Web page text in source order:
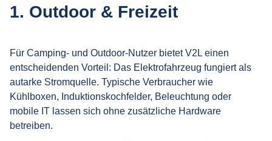
1. Outdoor & Freizeit
Für Camping- und Outdoor-Nutzer bietet V2L einen
entscheidenden Vorteil: Das Elektrofahrzeug fungiert als
autarke Stromquelle. Typische Verbraucher wie
Kühlboxen, Induktionskochfelder, Beleuchtung oder
mobile IT lassen sich ohne zusätzliche Hardware
betreiben.